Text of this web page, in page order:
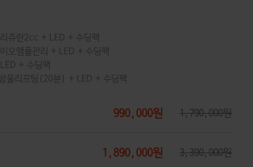
쥬란2cc + LED + 수딩팩
오앰플관리 + LED + 수딩팩
+ 수딩팩
울리프팅(20분) + LED + 수딩팩
990,000원 1,790,000원
1,890,000원 3,390,000원